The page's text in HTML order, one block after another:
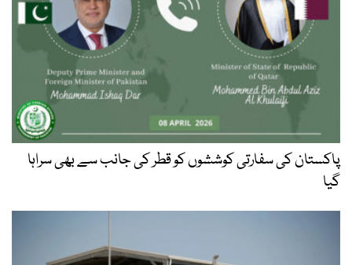
پاکستان کی سفارتی کوششوں کو قطر کی جانب سے بھی سراہا
گیا